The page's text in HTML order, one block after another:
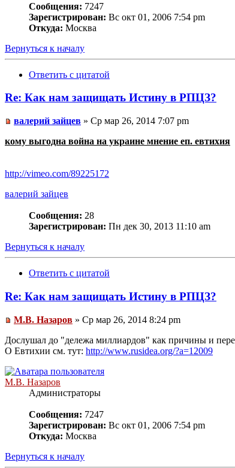
Сообщения: 7247
Зарегистрирован: Вс окт 01, 2006 7:54 pm
Откуда: Москва
Вернуться к началу
Ответить с цитатой
Re: Как нам защищать Истину в РПЦЗ?
валерий зайцев » Ср мар 26, 2014 7:07 pm
кому выгодна война на украине мнение еп. евтихия
http://vimeo.com/89225172
валерий зайцев
Сообщения: 28
Зарегистрирован: Пн дек 30, 2013 11:10 am
Вернуться к началу
Ответить с цитатой
Re: Как нам защищать Истину в РПЦЗ?
М.В. Назаров » Ср мар 26, 2014 8:24 pm
Дослушал до "дележа миллиардов" как причины и
О Евтихии см. тут: http://www.rusidea.org/?a=12009
М.В. Назаров
Администраторы
Сообщения: 7247
Зарегистрирован: Вс окт 01, 2006 7:54 pm
Откуда: Москва
Вернуться к началу